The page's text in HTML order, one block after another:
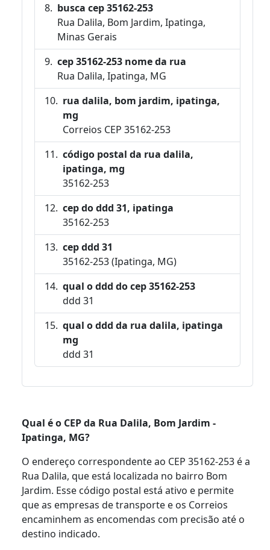
busca cep 35162-253
Rua Dalila, Bom Jardim, Ipatinga,
Minas Gerais
cep 35162-253 nome da rua
Rua Dalila, Ipatinga, MG
rua dalila, bom jardim, ipatinga,
mg
Correios CEP 35162-253
código postal da rua dalila,
ipatinga, mg
35162-253
cep do ddd 31, ipatinga
35162-253
cep ddd 31
35162-253 (Ipatinga, MG)
qual o ddd do cep 35162-253
ddd 31
qual o ddd da rua dalila, ipatinga
mg
ddd 31
Qual é o CEP da Rua Dalila, Bom Jardim -
Ipatinga, MG?
O endereço correspondente ao CEP 35162-253 é a
Rua Dalila, que está localizada no bairro Bom
Jardim. Esse código postal está ativo e permite
que as empresas de transporte e os Correios
encaminhem as encomendas com precisão até o
destino indicado.